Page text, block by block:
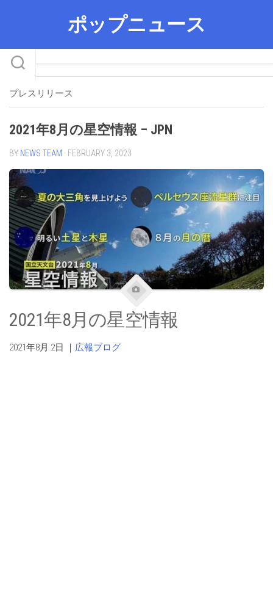
ポップニュース
プレスリリース
2021年8月の星空情報 – JPN
BY NEWS TEAM · FEBRUARY 3, 2023
2021年8月の星空情報
2021年8月 2日 ｜ 広報ブログ